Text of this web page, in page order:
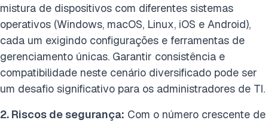
mistura de dispositivos com diferentes sistemas
operativos (Windows, macOS, Linux, iOS e Android),
cada um exigindo configurações e ferramentas de
gerenciamento únicas. Garantir consistência e
compatibilidade neste cenário diversificado pode ser
um desafio significativo para os administradores de TI.
2. Riscos de segurança: Com o número crescente de